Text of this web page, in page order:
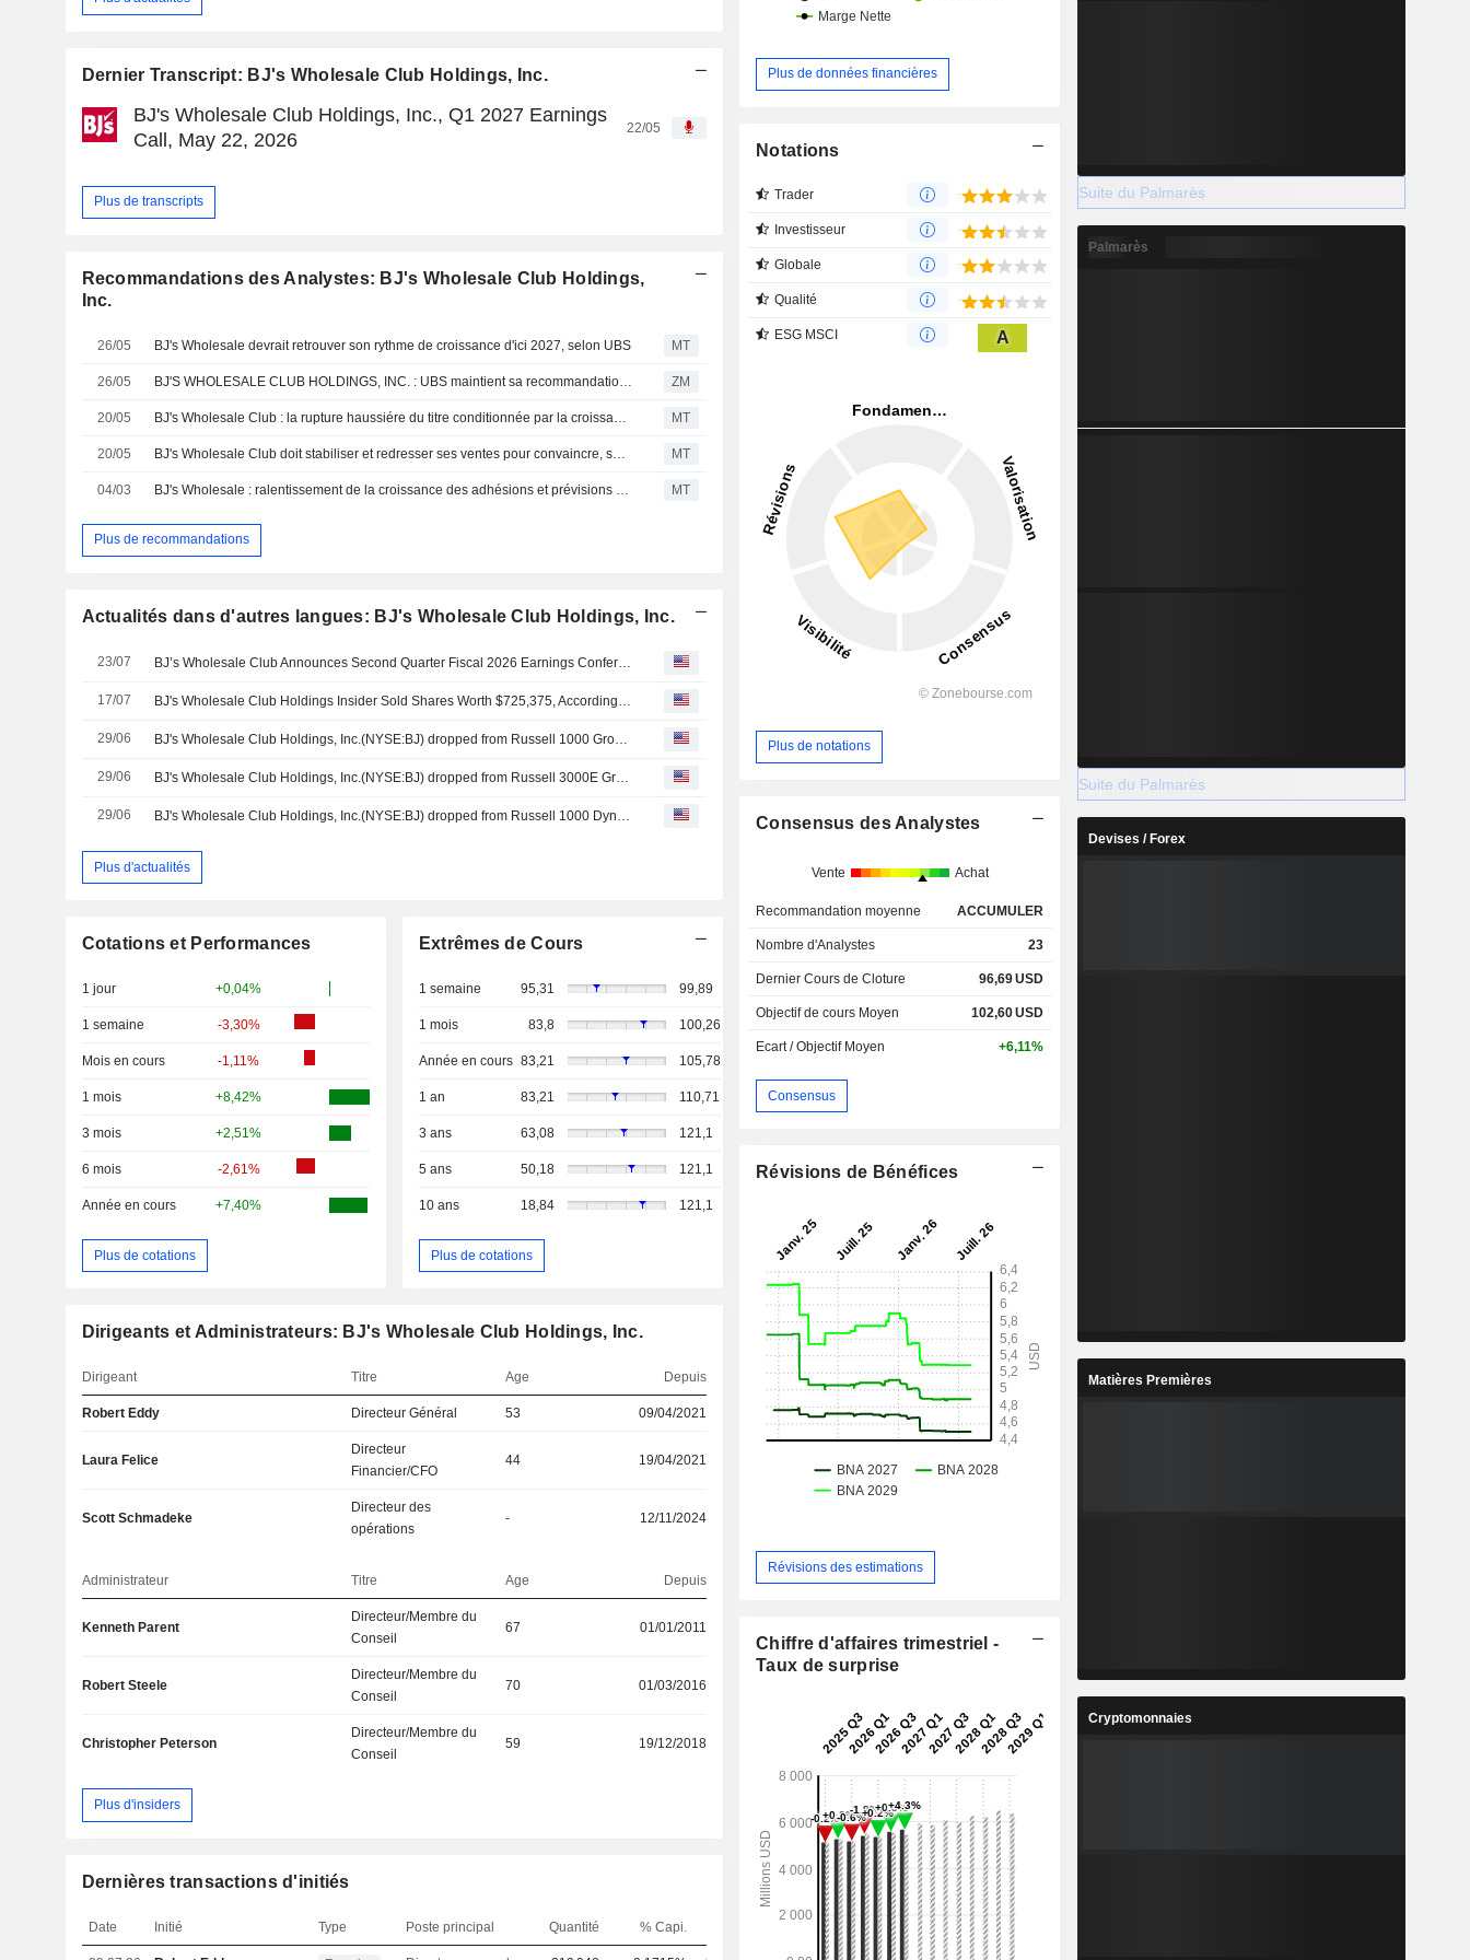
Dernier Transcript: BJ's Wholesale Club Holdings, Inc.
BJ's Wholesale Club Holdings, Inc., Q1 2027 Earnings
Call, May 22, 2026
22/05
Plus de transcripts
Recommandations des Analystes: BJ's Wholesale Club Holdings,
Inc.
26/05 BJ's Wholesale devrait retrouver son rythme de croissance d'ici 2027, selon UBS MT
26/05 ZM
20/05 MT
20/05 MT
04/03 MT
Plus de recommandations
Actualités dans d'autres langues: BJ's Wholesale Club Holdings, Inc.
23/07 BJ’s Wholesale Club Announces Second Quarter Fiscal 2026 Earnings Conference Call Date
17/07 BJ's Wholesale Club Holdings Insider Sold Shares Worth $725,375, According to a Recent SEC Filing
29/06 BJ's Wholesale Club Holdings, Inc.(NYSE:BJ) dropped from Russell 1000 Growth-Defensive Index
29/06 BJ's Wholesale Club Holdings, Inc.(NYSE:BJ) dropped from Russell 3000E Growth Benchmark
29/06 BJ's Wholesale Club Holdings, Inc.(NYSE:BJ) dropped from Russell 1000 Dynamic Index
Plus d'actualités
Cotations et Performances
1 jour +0,04%
1 semaine -3,30%
Mois en cours -1,11%
1 mois +8,42%
3 mois +2,51%
6 mois -2,61%
Année en cours +7,40%
Plus de cotations
Extrêmes de Cours
1 semaine 95,31 99,89
1 mois 83,8 100,26
Année en cours 83,21 105,78
1 an 83,21 110,71
3 ans 63,08 121,1
5 ans 50,18 121,1
10 ans 18,84 121,1
Plus de cotations
Dirigeants et Administrateurs: BJ's Wholesale Club Holdings, Inc.
Dirigeant Titre Age Depuis
Robert Eddy Directeur Général 53 09/04/2021
Laura Felice
Directeur
Financier/CFO
44 19/04/2021
Scott Schmadeke
Directeur des
opérations
- 12/11/2024
Administrateur Titre Age Depuis
Kenneth Parent
Directeur/Membre du
Conseil
67 01/01/2011
Robert Steele
Directeur/Membre du
Conseil
70 01/03/2016
Christopher Peterson
Directeur/Membre du
Conseil
59 19/12/2018
Plus d'insiders
Dernières transactions d'initiés
Date Initié Type Poste principal Quantité % Capi.
Plus de données financières
Notations
Trader
Investisseur
Globale
Qualité
ESG MSCI A
Plus de notations
Consensus des Analystes
Vente Achat
Recommandation moyenne ACCUMULER
Nombre d'Analystes 23
Dernier Cours de Cloture 96,69USD
Objectif de cours Moyen 102,60USD
Ecart / Objectif Moyen +6,11%
Consensus
Révisions de Bénéfices
Révisions des estimations
Chiffre d'affaires trimestriel -
Taux de surprise
Suite du Palmarès
Palmarès
Suite du Palmarès
Devises / Forex
Matières Premières
Cryptomonnaies